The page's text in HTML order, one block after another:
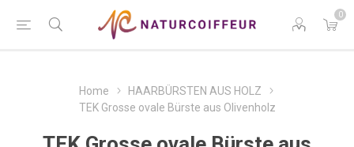
0
Home
HAARBÜRSTEN AUS HOLZ
TEK Grosse ovale Bürste aus Olivenholz